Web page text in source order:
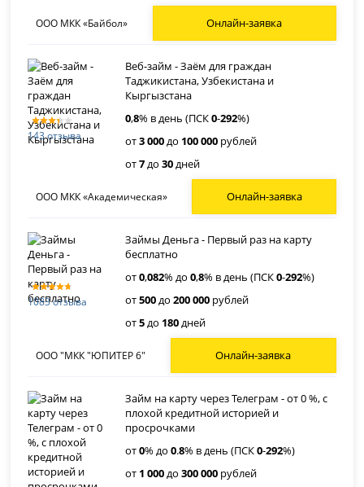
ООО МКК «Байбол» Онлайн-заявка
143 отзыва
Веб-займ - Заём для граждан
Таджикистана, Узбекистана и
Кыргызстана
0,8% в день (ПСК0-292%)
от3 000до 100 000 рублей
от7до30дней
ООО МКК «Академическая» Онлайн-заявка
1083 отзыва
Займы Деньга - Первый раз на карту
бесплатно
от0,082% до0,8% в день (ПСК0-292%)
от500до200 000 рублей
от5до 180дней
ООО "МКК "ЮПИТЕР 6" Онлайн-заявка
Займ на карту через Телеграм - от 0 %, с
плохой кредитной историей и
просрочками
от0% до0.8% в день (ПСК0-292%)
от 1 000до300 000 рублей